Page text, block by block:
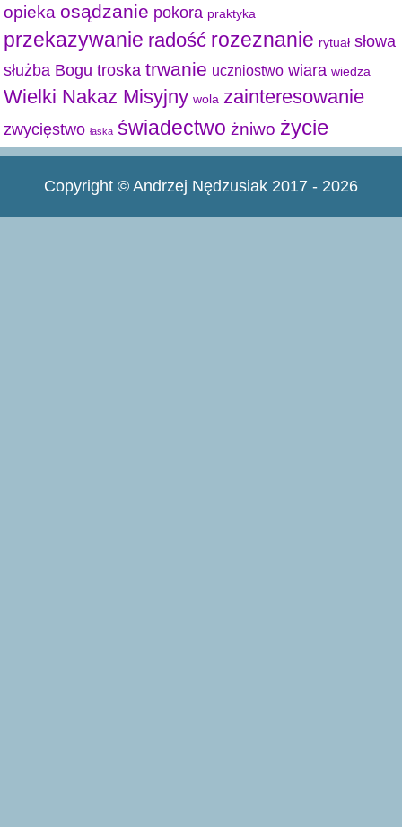
opieka osądzanie pokora praktyka
przekazywanie radość rozeznanie rytuał słowa
służba Bogu troska trwanie uczniostwo wiara wiedza
Wielki Nakaz Misyjny wola zainteresowanie
zwycięstwo łaska świadectwo żniwo życie
Copyright © Andrzej Nędzusiak 2017 - 2026